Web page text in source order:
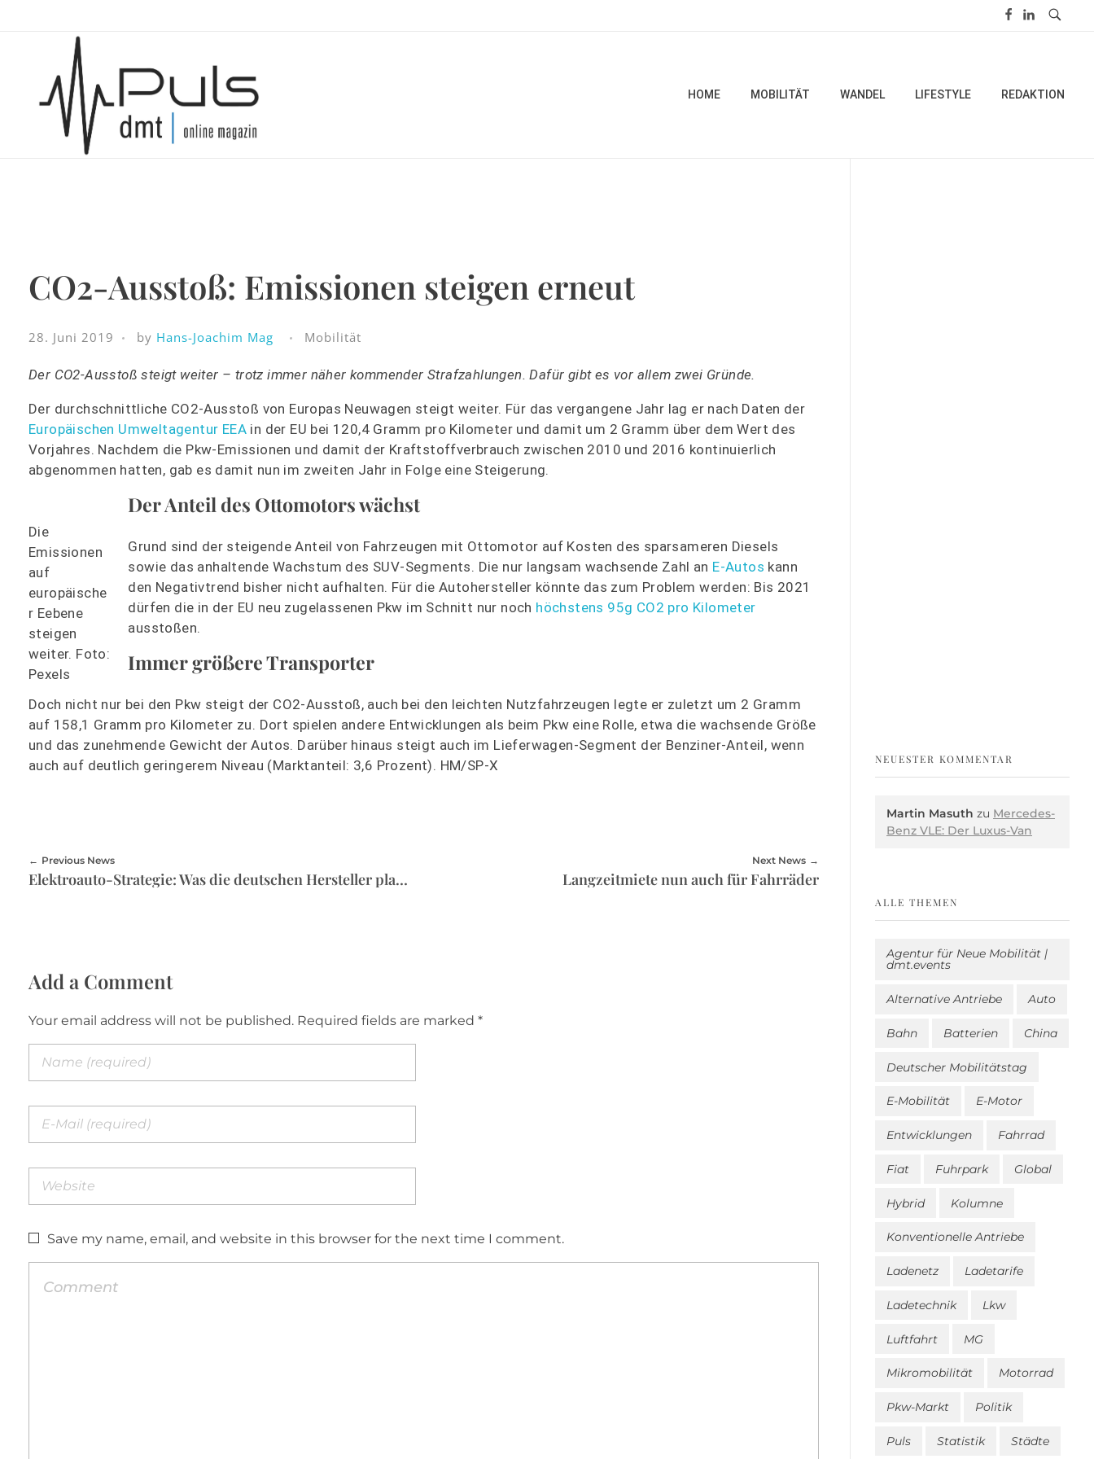
HOME MOBILITÄT WANDEL LIFESTYLE REDAKTION
CO2-Ausstoß: Emissionen steigen erneut
28. Juni 2019 by Hans-Joachim Mag Mobilität
Der CO2-Ausstoß steigt weiter – trotz immer näher kommender Strafzahlungen. Dafür gibt es vor allem zwei Gründe.
Der durchschnittliche CO2-Ausstoß von Europas Neuwagen steigt weiter. Für das vergangene Jahr lag er nach Daten der
Europäischen Umweltagentur EEA in der EU bei 120,4 Gramm pro Kilometer und damit um 2 Gramm über dem Wert des
Vorjahres. Nachdem die Pkw-Emissionen und damit der Kraftstoffverbrauch zwischen 2010 und 2016 kontinuierlich
abgenommen hatten, gab es damit nun im zweiten Jahr in Folge eine Steigerung.
Die
Emissionen
auf
europäische
r Eebene
steigen
weiter. Foto:
Pexels
Der Anteil des Ottomotors wächst
Grund sind der steigende Anteil von Fahrzeugen mit Ottomotor auf Kosten des sparsameren Diesels
sowie das anhaltende Wachstum des SUV-Segments. Die nur langsam wachsende Zahl an E-Autos kann
den Negativtrend bisher nicht aufhalten. Für die Autohersteller könnte das zum Problem werden: Bis 2021
dürfen die in der EU neu zugelassenen Pkw im Schnitt nur noch höchstens 95g CO2 pro Kilometer
ausstoßen.
Immer größere Transporter
Doch nicht nur bei den Pkw steigt der CO2-Ausstoß, auch bei den leichten Nutzfahrzeugen legte er zuletzt um 2 Gramm
auf 158,1 Gramm pro Kilometer zu. Dort spielen andere Entwicklungen als beim Pkw eine Rolle, etwa die wachsende Größe
und das zunehmende Gewicht der Autos. Darüber hinaus steigt auch im Lieferwagen-Segment der Benziner-Anteil, wenn
auch auf deutlich geringerem Niveau (Marktanteil: 3,6 Prozent). HM/SP-X
Previous News
Elektroauto-Strategie: Was die deutschen Hersteller planen
Next News
Langzeitmiete nun auch für Fahrräder
Add a Comment
Your email address will not be published. Required fields are marked *
Save my name, email, and website in this browser for the next time I comment.
NEUESTER KOMMENTAR
Martin Masuth zu Mercedes-
Benz VLE: Der Luxus-Van
ALLE THEMEN
Agentur für Neue Mobilität |
dmt.events
Alternative Antriebe Auto
Bahn Batterien China
Deutscher Mobilitätstag
E-Mobilität E-Motor
Entwicklungen Fahrrad
Fiat Fuhrpark Global
Hybrid Kolumne
Konventionelle Antriebe
Ladenetz Ladetarife
Ladetechnik Lkw
Luftfahrt MG
Mikromobilität Motorrad
Pkw-Markt Politik
Puls Statistik Städte